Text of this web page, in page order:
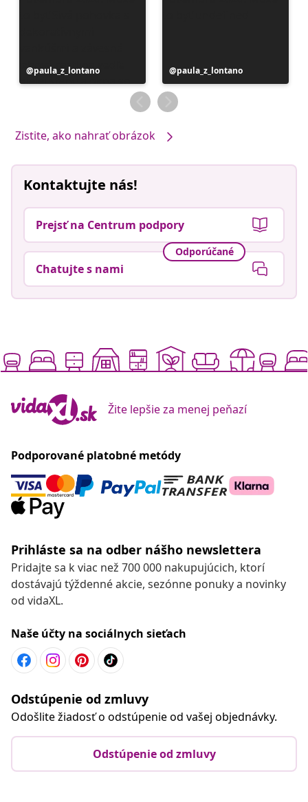
Príspevok
zverejnil
paula_z_lontano
Príspevok
zverejnil
paula_z_lontano
Zistite, ako nahrať obrázok
Kontaktujte nás!
Prejsť na Centrum podpory
Odporúčané
Chatujte s nami
Žite lepšie za menej peňazí
Podporované platobné metódy
Prihláste sa na odber nášho newslettera
Pridajte sa k viac než 700 000 nakupujúcich, ktorí
dostávajú týždenné akcie, sezónne ponuky a novinky
od vidaXL.
Naše účty na sociálnych sieťach
Odstúpenie od zmluvy
Odošlite žiadosť o odstúpenie od vašej objednávky.
Odstúpenie od zmluvy